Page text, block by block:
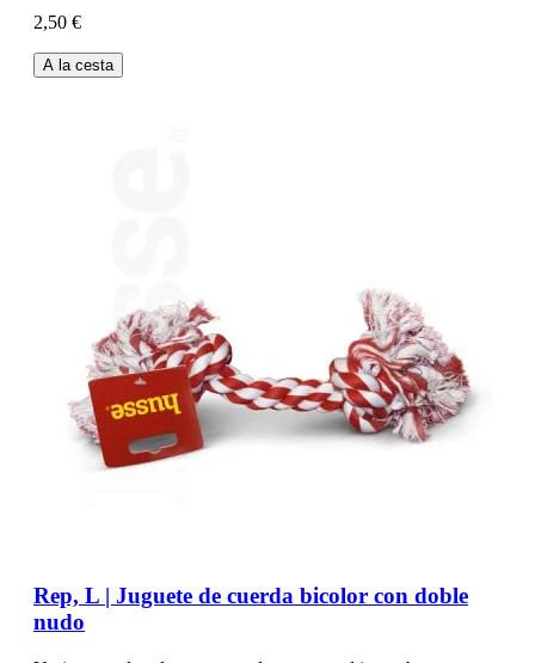
2,50 €
A la cesta
Rep, L | Juguete de cuerda bicolor con doble
nudo